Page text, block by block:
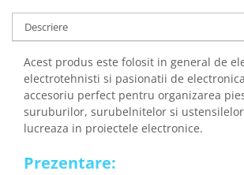
Lanterne
Lanterne de Cap
Lanterne de Mana
Lampi Solare
Proiectoare LED
Aeroterme
Roboti de Pornire Auto
Descriere
Acest produs este folosit in general de
electrotehnisti si pasionatii de
accesoriu perfect pentru organizarea
suruburilor, surubelnitelor si ustensilelor
lucreaza in proiectele electronice.
Prezentare: